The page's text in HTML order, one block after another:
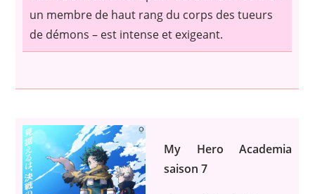
un membre de haut rang du corps des tueurs
de démons – est intense et exigeant.
My Hero Academia
saison 7